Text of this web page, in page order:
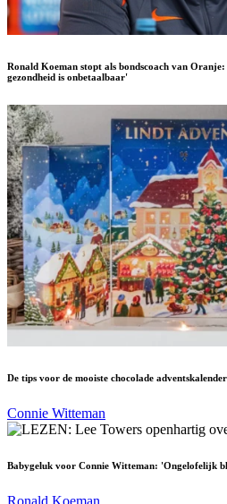
Ronald Koeman stopt als bondscoach van
gezondheid is onbetaalbaar'
De tips voor de mooiste chocolade
Connie Witteman
Babygeluk voor Connie Witteman: 'Ongelofelijk